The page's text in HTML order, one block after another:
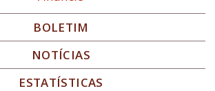
BOLETIM
NOTÍCIAS
ESTATÍSTICAS